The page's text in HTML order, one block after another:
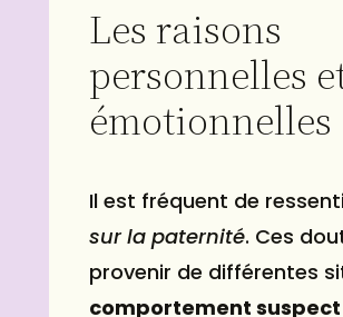
Les raisons
personnelles
émotionnelles
Il est fréquent de
sur la paternité. Ces
provenir de différentes
comportement suspect